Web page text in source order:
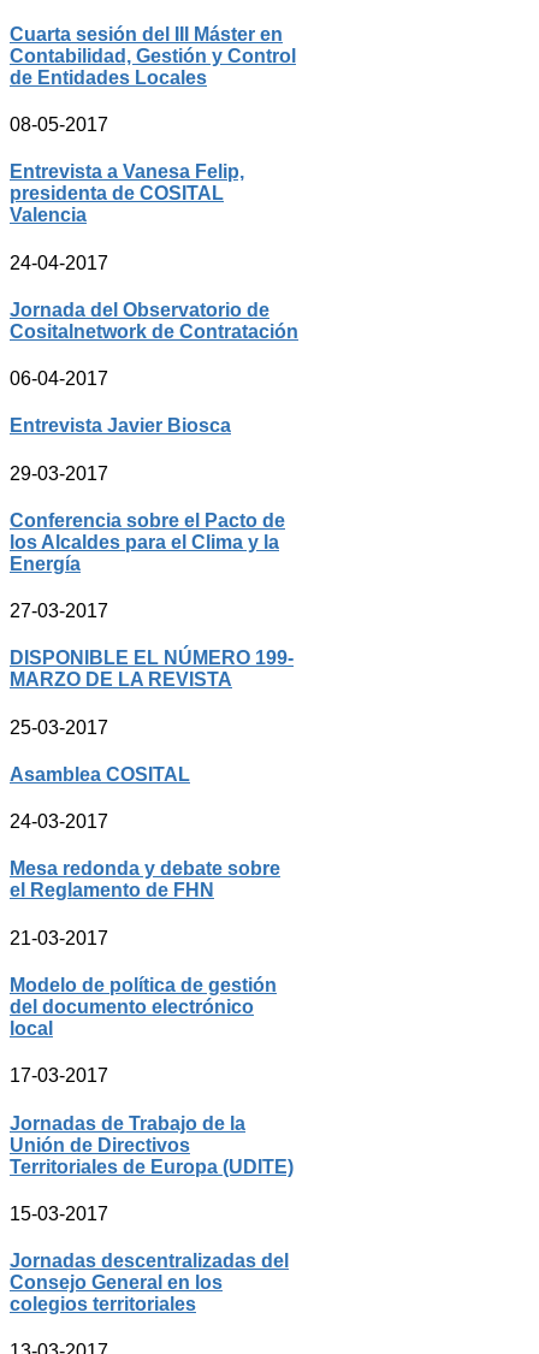
Cuarta sesión del III Máster en
Contabilidad, Gestión y Control
de Entidades Locales
08-05-2017
Entrevista a Vanesa Felip,
presidenta de COSITAL
Valencia
24-04-2017
Jornada del Observatorio de
Cositalnetwork de Contratación
06-04-2017
Entrevista Javier Biosca
29-03-2017
Conferencia sobre el Pacto de
los Alcaldes para el Clima y la
Energía
27-03-2017
DISPONIBLE EL NÚMERO 199-
MARZO DE LA REVISTA
25-03-2017
Asamblea COSITAL
24-03-2017
Mesa redonda y debate sobre
el Reglamento de FHN
21-03-2017
Modelo de política de gestión
del documento electrónico
local
17-03-2017
Jornadas de Trabajo de la
Unión de Directivos
Territoriales de Europa (UDITE)
15-03-2017
Jornadas descentralizadas del
Consejo General en los
colegios territoriales